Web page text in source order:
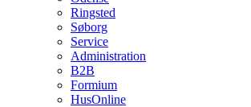
Ringsted
Søborg
Service
Administration
B2B
Formium
HusOnline